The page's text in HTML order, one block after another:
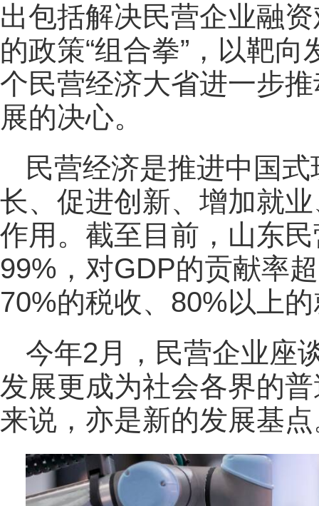
出包括解决民营企业融
的政策“组合拳”，以靶向
个民营经济大省进一步
展的决心。
民营经济是推进中国
长、促进创新、增加就
作用。截至目前，山东
99%，对GDP的贡献率
70%的税收、80%以上
今年2月，民营企业座
发展更成为社会各界的
来说，亦是新的发展基